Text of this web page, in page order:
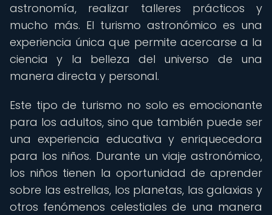
astronomía, realizar talleres prácticos y
mucho más. El turismo astronómico es una
experiencia única que permite acercarse a la
ciencia y la belleza del universo de una
manera directa y personal.
Este tipo de turismo no solo es emocionante
para los adultos, sino que también puede ser
una experiencia educativa y enriquecedora
para los niños. Durante un viaje astronómico,
los niños tienen la oportunidad de aprender
sobre las estrellas, los planetas, las galaxias y
otros fenómenos celestiales de una manera